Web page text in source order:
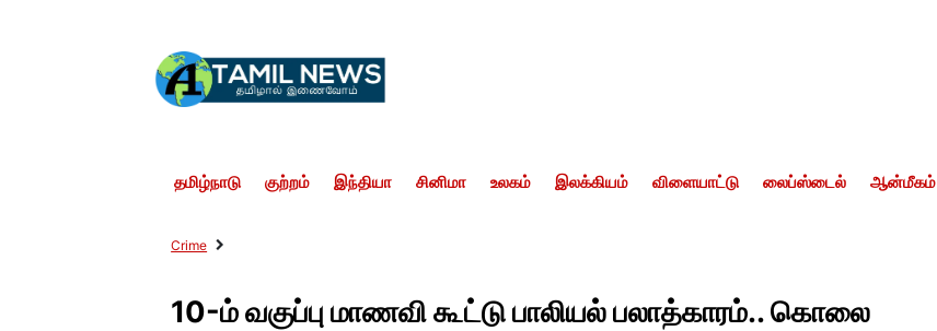
தமிழ்நாடு குற்றம் இந்தியா சினிமா உலகம் இலக்கியம் விளையாட்டு லைப்ஸ்டைல் ஆன்மீகம்
Crime
10-ம் வகுப்பு மாணவி கூட்டு பாலியல் பலாத்காரம்.. கொலை